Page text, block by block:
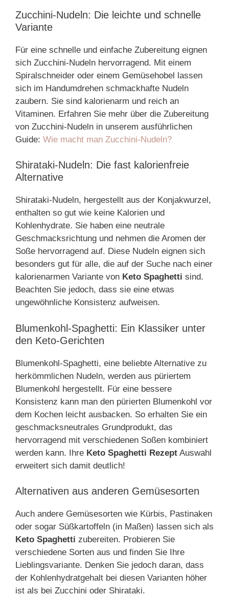
Zucchini-Nudeln: Die leichte und schnelle
Variante
Für eine schnelle und einfache Zubereitung eignen
sich Zucchini-Nudeln hervorragend. Mit einem
Spiralschneider oder einem Gemüsehobel lassen
sich im Handumdrehen schmackhafte Nudeln
zaubern. Sie sind kalorienarm und reich an
Vitaminen. Erfahren Sie mehr über die Zubereitung
von Zucchini-Nudeln in unserem ausführlichen
Guide: Wie macht man Zucchini-Nudeln?
Shirataki-Nudeln: Die fast kalorienfreie
Alternative
Shirataki-Nudeln, hergestellt aus der Konjakwurzel,
enthalten so gut wie keine Kalorien und
Kohlenhydrate. Sie haben eine neutrale
Geschmacksrichtung und nehmen die Aromen der
Soße hervorragend auf. Diese Nudeln eignen sich
besonders gut für alle, die auf der Suche nach einer
kalorienarmen Variante von Keto Spaghetti sind.
Beachten Sie jedoch, dass sie eine etwas
ungewöhnliche Konsistenz aufweisen.
Blumenkohl-Spaghetti: Ein Klassiker unter
den Keto-Gerichten
Blumenkohl-Spaghetti, eine beliebte Alternative zu
herkömmlichen Nudeln, werden aus püriertem
Blumenkohl hergestellt. Für eine bessere
Konsistenz kann man den pürierten Blumenkohl vor
dem Kochen leicht ausbacken. So erhalten Sie ein
geschmacksneutrales Grundprodukt, das
hervorragend mit verschiedenen Soßen kombiniert
werden kann. Ihre Keto Spaghetti Rezept Auswahl
erweitert sich damit deutlich!
Alternativen aus anderen Gemüsesorten
Auch andere Gemüsesorten wie Kürbis, Pastinaken
oder sogar Süßkartoffeln (in Maßen) lassen sich als
Keto Spaghetti zubereiten. Probieren Sie
verschiedene Sorten aus und finden Sie Ihre
Lieblingsvariante. Denken Sie jedoch daran, dass
der Kohlenhydratgehalt bei diesen Varianten höher
ist als bei Zucchini oder Shirataki.